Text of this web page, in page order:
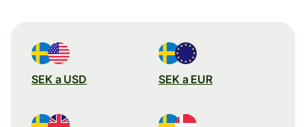
SEK a USD SEK a EUR